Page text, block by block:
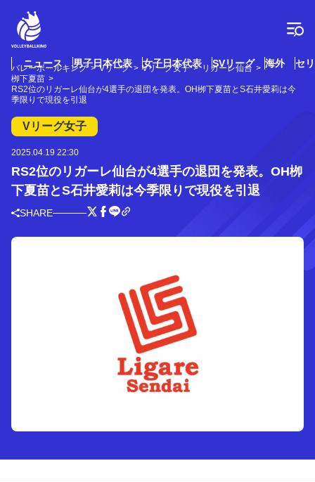
ニュース 男子日本代表 女子日本代表 SVリーグ 海外 セ
バレーボールキング Vリーグ Vリーグ女子
リガーレ仙台
栁下夏苗
RS2位のリガーレ仙台が4選手の退団を発表。OH栁下夏苗とS石井愛莉は今
季限りで現役を引退
Vリーグ女子
2025.04.19 22:30
RS2位のリガーレ仙台が4選手の退団を発表。OH栁
下夏苗とS石井愛莉は今季限りで現役を引退
SHARE